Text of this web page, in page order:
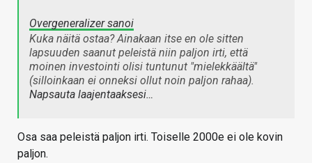
Overgeneralizer sanoi
Kuka näitä ostaa? Ainakaan itse en ole sitten
lapsuuden saanut peleistä niin paljon irti, että
moinen investointi olisi tuntunut "mielekkäältä"
(silloinkaan ei onneksi ollut noin paljon rahaa).
Napsauta laajentaaksesi…
Osa saa peleistä paljon irti. Toiselle 2000e ei ole kovin
paljon.